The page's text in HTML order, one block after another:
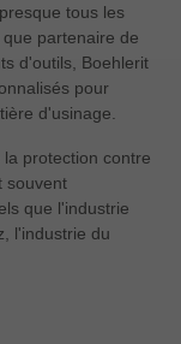
tous les
partenaire de
d'outils, Boehlerit
pour
d'usinage.
protection contre
souvent
que l'industrie
l'industrie du